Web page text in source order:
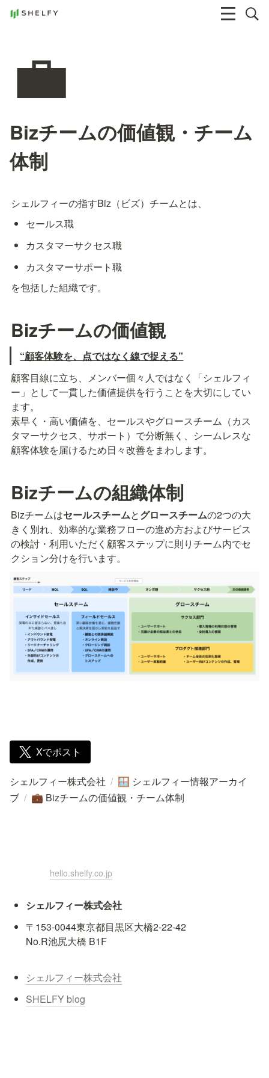
💼
Bizチームの価値観・チーム
体制
シェルフィーの指すBiz（ビズ）チームとは、
セールス職
カスタマーサクセス職
カスタマーサポート職
を包括した組織です。
Bizチームの価値観
“顧客体験を、点ではなく線で捉える”
顧客目線に立ち、メンバー個々人ではなく「シェルフィ
ー」として一貫した価値提供を行うことを大切にしてい
ます。
素早く・高い価値を、セールスやグロースチーム（カス
タマーサクセス、サポート）で分断無く、シームレスな
顧客体験を届けるため日々改善をまわします。
Bizチームの組織体制
Bizチームはセールスチームとグロースチームの2つの大
きく別れ、効率的な業務フローの進め方およびサービス
の検討・利用いただく顧客ステップに則りチーム内でセ
クション分けを行います。
Xでポスト
シェルフィー株式会社 / 🪟 シェルフィー情報アーカイ
ブ / 💼 Bizチームの価値観・チーム体制
hello.shelfy.co.jp
シェルフィー株式会社
〒153-0044東京都目黒区大橋2-22-42
No.R池尻大橋 B1F
シェルフィー株式会社
SHELFY blog